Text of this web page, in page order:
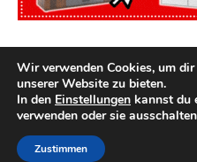
2026
Ashe Theme von
Wir verwenden Cookies, um
unserer Website zu bieten.
In den Einstellungen kannst du
verwenden oder sie
Zustimmen